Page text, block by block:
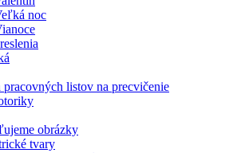
noc
pracovných listov na precvičenie
obrázky
tvary